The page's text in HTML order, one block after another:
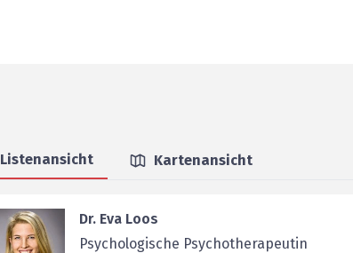
Listenansicht Kartenansicht
Dr. Eva Loos
Psychologische Psychotherapeutin